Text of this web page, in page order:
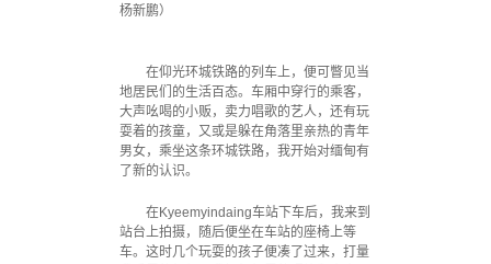
杨新鹏）
在仰光环城铁路的列车上，便可瞥见当
地居民们的生活百态。车厢中穿行的乘客，
大声吆喝的小贩，卖力唱歌的艺人，还有玩
耍着的孩童，又或是躲在角落里亲热的青年
男女，乘坐这条环城铁路，我开始对缅甸有
了新的认识。
在Kyeemyindaing车站下车后，我来到
站台上拍摄，随后便坐在车站的座椅上等
车。这时几个玩耍的孩子便凑了过来，打量